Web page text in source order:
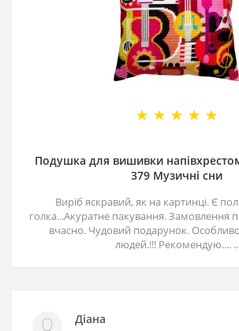
Подушка для вишивки
379 Музичні сни
Виріб яскравий, як на картинці. Є
голка...Акуратне пакування. Замовлення
вчасно. Чудовий подарунок.
людей.!!! Рекомендую.... ..
Діана